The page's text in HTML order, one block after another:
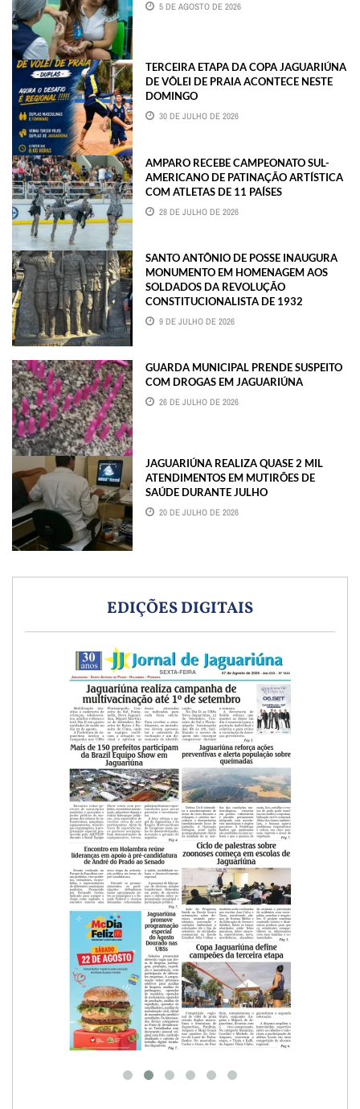
5 DE AGOSTO DE 2026
TERCEIRA ETAPA DA COPA JAGUARIÚNA
DE VÔLEI DE PRAIA ACONTECE NESTE
DOMINGO
30 DE JULHO DE 2026
AMPARO RECEBE CAMPEONATO SUL-
AMERICANO DE PATINAÇÃO ARTÍSTICA
COM ATLETAS DE 11 PAÍSES
28 DE JULHO DE 2026
SANTO ANTÔNIO DE POSSE INAUGURA
MONUMENTO EM HOMENAGEM AOS
SOLDADOS DA REVOLUÇÃO
CONSTITUCIONALISTA DE 1932
9 DE JULHO DE 2026
GUARDA MUNICIPAL PRENDE SUSPEITO
COM DROGAS EM JAGUARIÚNA
26 DE JULHO DE 2026
JAGUARIÚNA REALIZA QUASE 2 MIL
ATENDIMENTOS EM MUTIRÕES DE
SAÚDE DURANTE JULHO
20 DE JULHO DE 2026
EDIÇÕES DIGITAIS